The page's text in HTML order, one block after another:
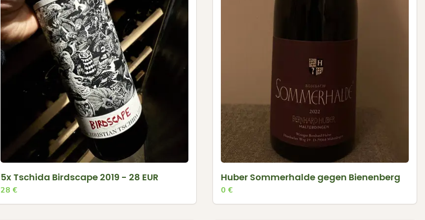
5x Tschida Birdscape 2019 - 28 EUR
28 €
Huber Sommerhalde gegen Bienenberg
0 €